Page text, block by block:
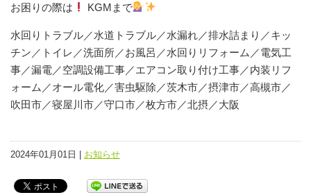
お困りの際は KGMまで
水回りトラブル／水道トラブル／水漏れ／排水詰まり／キッ
チン／トイレ／洗面所／お風呂／水回りリフォーム／電気工
事／漏電／空調設備工事／エアコン取り付け工事／内装リフ
ォーム／オール電化／害虫駆除／茨木市／摂津市／高槻市／
吹田市／寝屋川市／守口市／枚方市／北摂／大阪
2024年01月01日 | お知らせ